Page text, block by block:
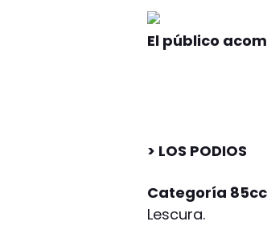
El público
> LOS PODIOS
Categoría 85cc
Lescura.